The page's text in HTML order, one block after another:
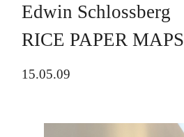
Edwin Schlossberg
RICE PAPER MAPS
15.05.09